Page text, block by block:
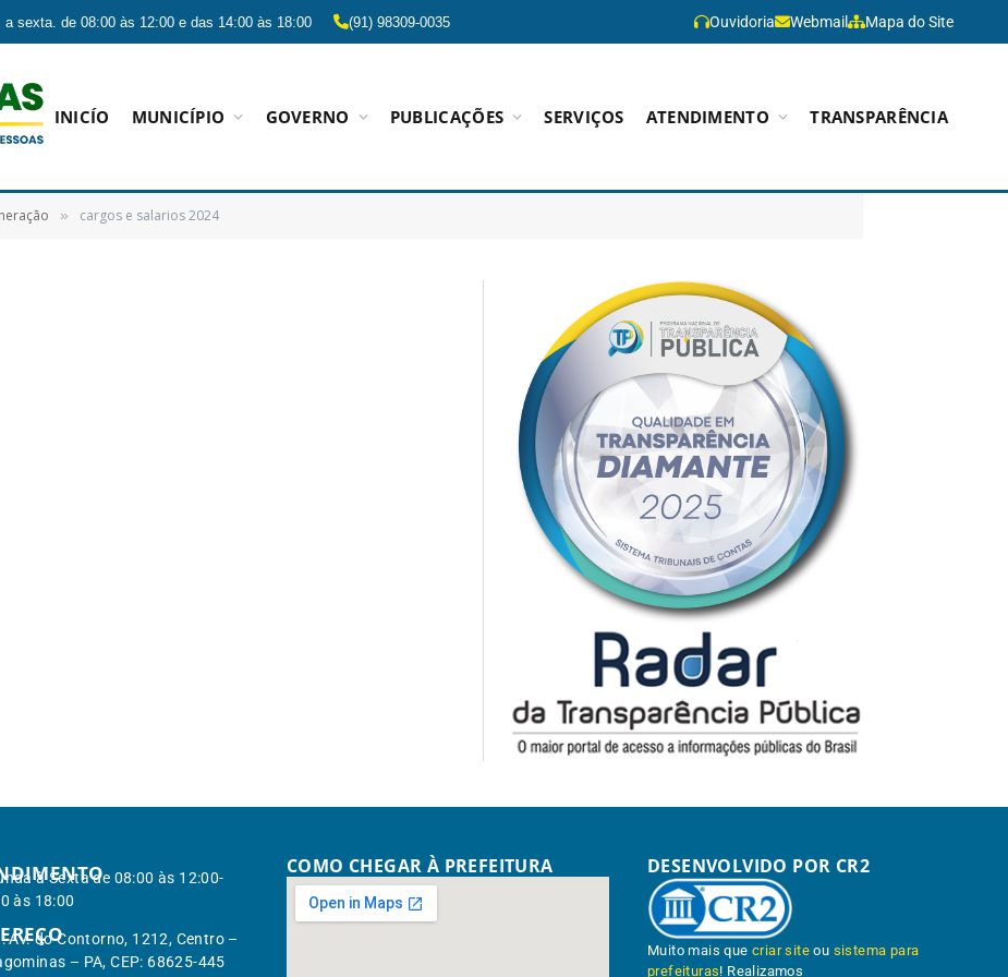
a sexta. de 08:00 às 12:00 e das 14:00 às 18:00 (91) 98309-0035 Ouvidoria Webmail Mapa do Site
INICÍO MUNICÍPIO GOVERNO PUBLICAÇÕES SERVIÇOS ATENDIMENTO TRANSPARÊNCIA
» cargos e salarios 2024
à Sexta de 08:00 às 12:00-
às 18:00
Av. do Contorno, 1212, Centro –
– PA, CEP: 68625-445
COMO CHEGAR À PREFEITURA DESENVOLVIDO POR CR2
Muito mais quecriar site ou sistema para
prefeituras! Realizamos